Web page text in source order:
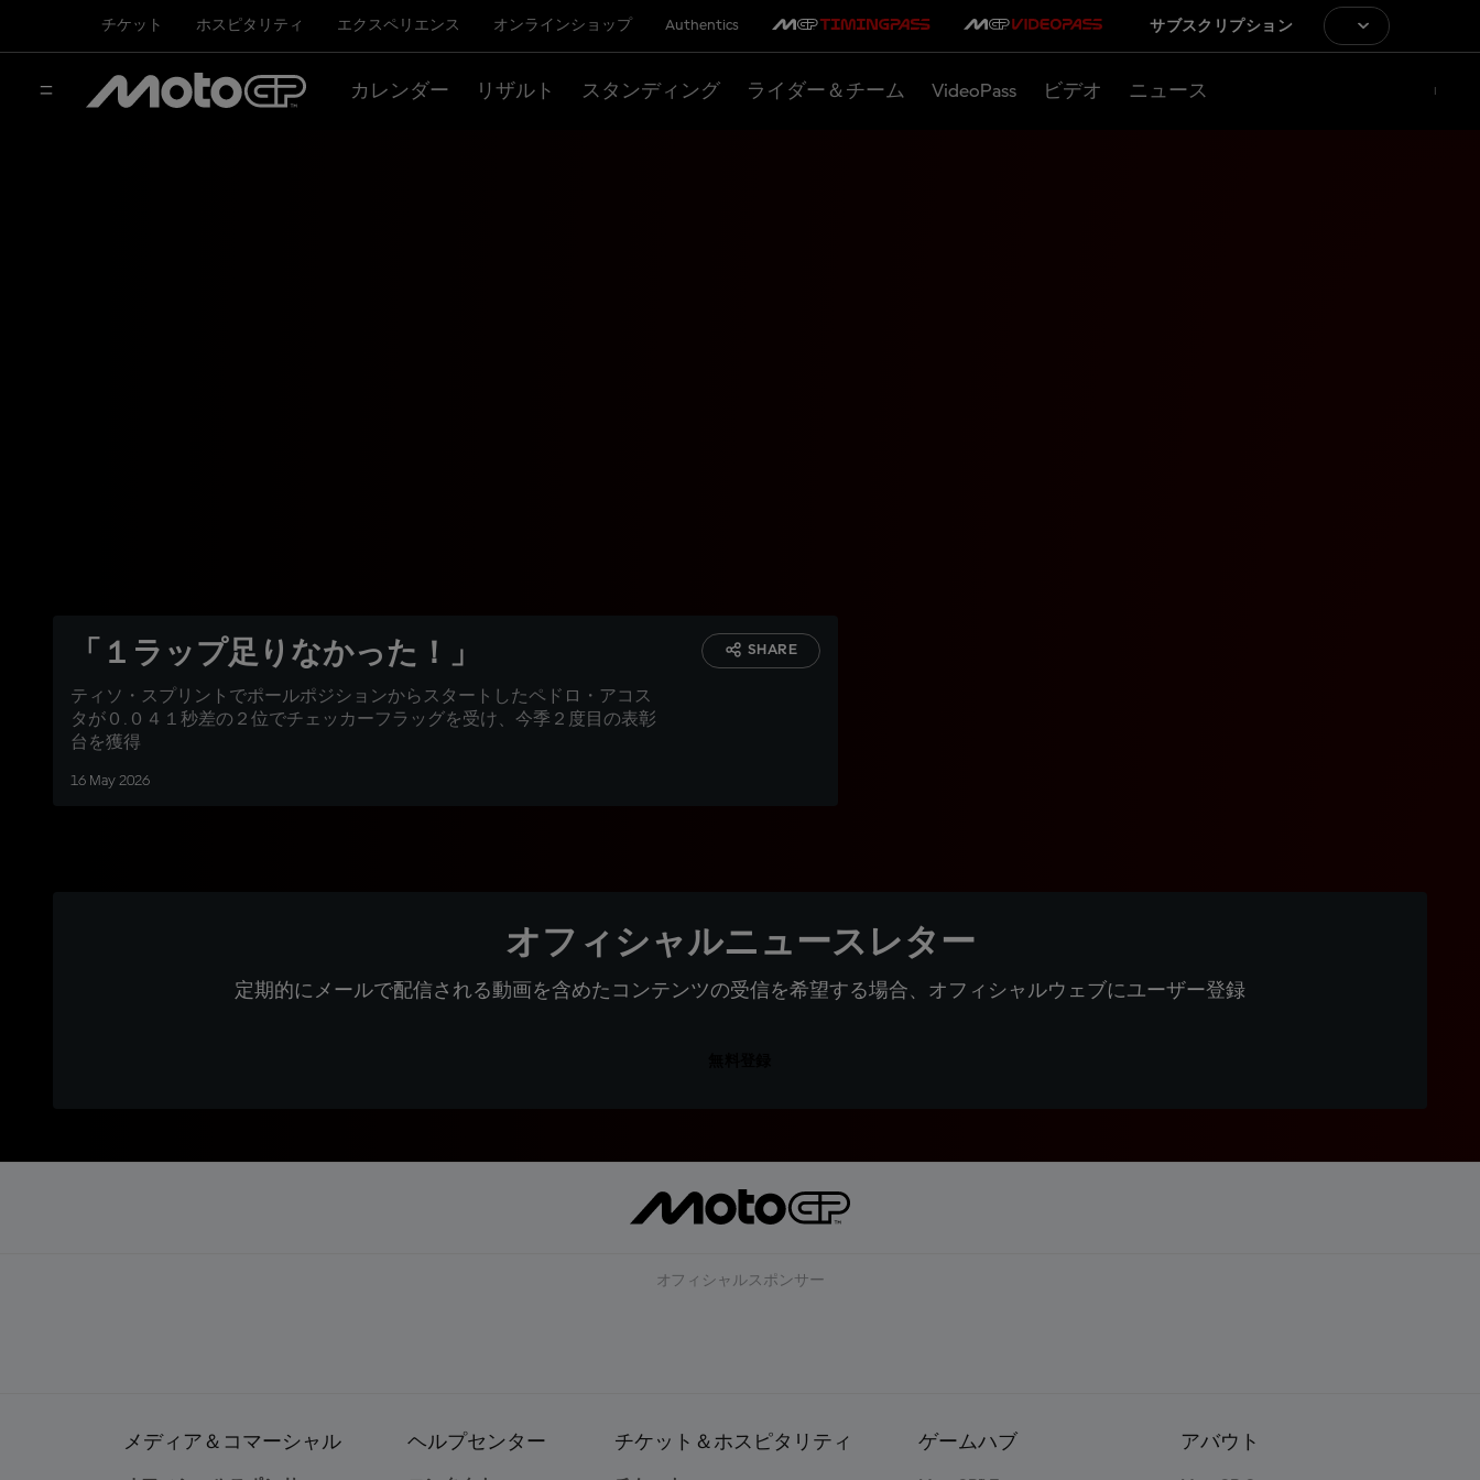
チケット ホスピタリティ エクスペリエンス オンラインショップ Authentics サブスクリプション
カレンダー リザルト スタンディング ライダー＆チーム VideoPass ビデオ ニュース
「１ラップ足りなかった！」
ティソ・スプリントでポールポジションからスタートしたペドロ・アコス
タが０.０４１秒差の２位でチェッカーフラッグを受け、今季２度目の表彰
台を獲得
16 May 2026
SHARE
オフィシャルニュースレター
定期的にメールで配信される動画を含めたコンテンツの受信を希望する場合、オフィシャルウェブにユーザー登録
オフィシャルスポンサー
メディア＆コマーシャル ヘルプセンター チケット＆ホスピタリティ ゲームハブ アバウト